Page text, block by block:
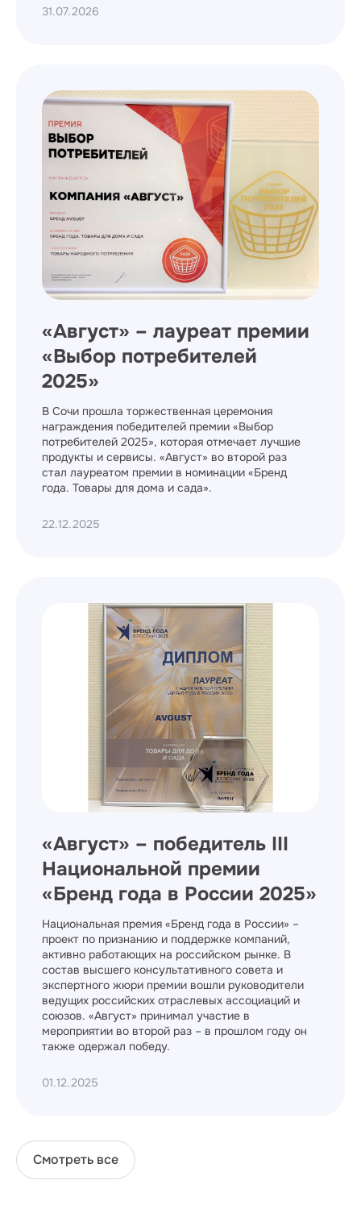
31.07.2026
​«Август» – лауреат премии
«Выбор потребителей
2025»
В Сочи прошла торжественная церемония
награждения победителей премии «Выбор
потребителей 2025», которая отмечает лучшие
продукты и сервисы. «Август» во второй раз
стал лауреатом премии в номинации «Бренд
года. Товары для дома и сада».
22.12.2025
«Август» – победитель III
Национальной премии
«Бренд года в России 2025»
Национальная премия «Бренд года в России» –
проект по признанию и поддержке компаний,
активно работающих на российском рынке. В
состав высшего консультативного совета и
экспертного жюри премии вошли руководители
ведущих российских отраслевых ассоциаций и
союзов. «Август» принимал участие в
мероприятии во второй раз – в прошлом году он
также одержал победу.
01.12.2025
Смотреть все